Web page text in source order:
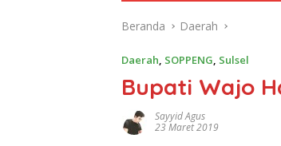
Beranda Daerah
Daerah, SOPPENG, Sulsel
Bupati Wajo
Sayyid Agus
23 Maret 2019